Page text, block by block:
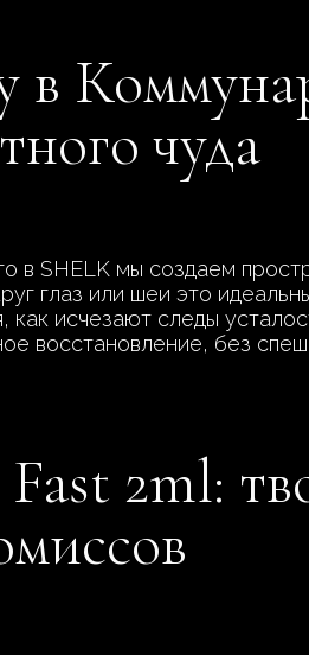
в
чуда
в SHELK мы создаем
глаз или шеи это
как исчезают следы
восстановление, без
2ml: